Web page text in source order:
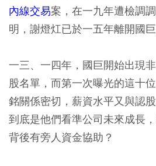
內線交易案，在一九年遭檢調
明，謝燈灴已於一五年離開國巨
一三、一四年，國巨開始出現
股名單，而第一次曝光的這十
銘關係密切，薪資水平又與認
到底是他們看準公司未來成長
背後有旁人資金協助？